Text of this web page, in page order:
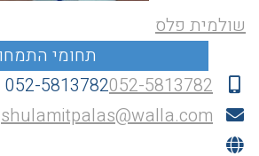
שולמית פלס
052-5813782052-5813782
shulamitpalas@walla.com